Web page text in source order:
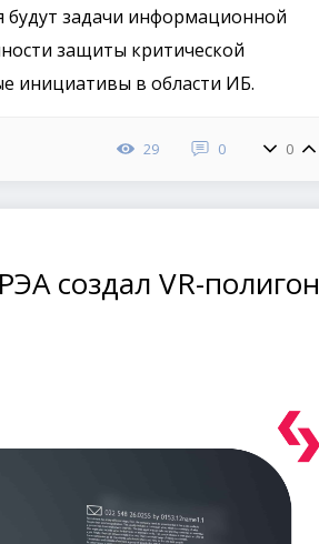
задачи информационной
защиты критической
инициативы в области ИБ.
29 0 0
создал VR-полигон